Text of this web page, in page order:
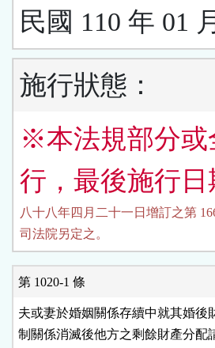
民國 110 年 01
施行狀態：
※本法規部分或
行，最後施行日
八十八年四月二十一日增訂之第
司法院另定之。
第 1020-1 條
夫或妻於婚姻關係存續中就其婚後
制關係消滅後他方之剩餘財產分配